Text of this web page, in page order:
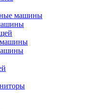
машины
машины